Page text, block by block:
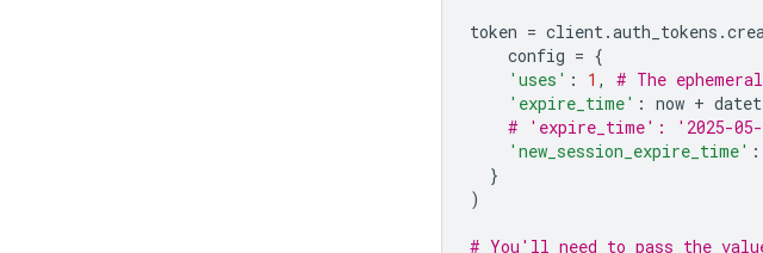
token = client .auth_tokens .
config = {
'uses' : 1 ,
# The
'expire_time' : now +
# 'expire_time': '2025-05-
'new_session_expire_time' :
}
)
# You'll need to pass the